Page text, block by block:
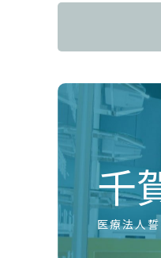
千
医療法人